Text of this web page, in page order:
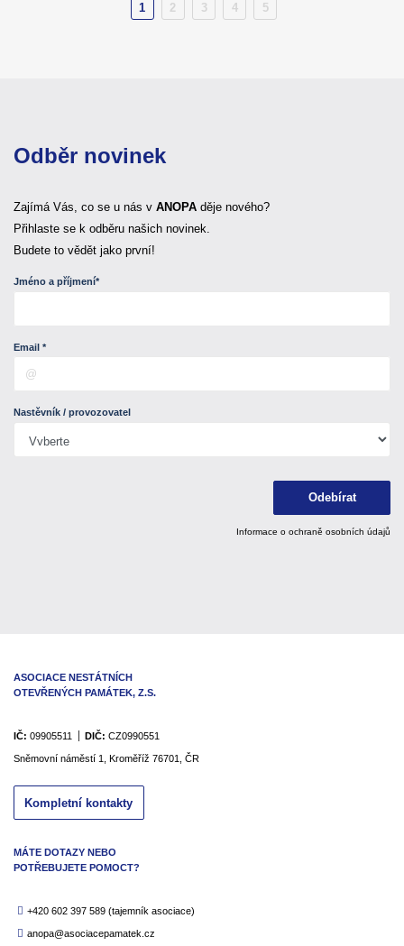
1(aktuální)
2 3 4 5
Odběr novinek
Zajímá Vás, co se u nás v ANOPA děje nového?
Přihlaste se k odběru našich novinek.
Budete to vědět jako první!
Jméno a příjmení*
Email *
Nastěvník / provozovatel
Odebírat
Informace o ochraně osobních údajů
ASOCIACE NESTÁTNÍCH
OTEVŘENÝCH PAMÁTEK, Z.S.
IČ: 09905511 DIČ: CZ0990551
Sněmovní náměstí 1, Kroměříž 76701, ČR
Kompletní kontakty
MÁTE DOTAZY NEBO
POTŘEBUJETE POMOCT?
+420 602 397 589 (tajemník asociace)
anopa@asociacepamatek.cz